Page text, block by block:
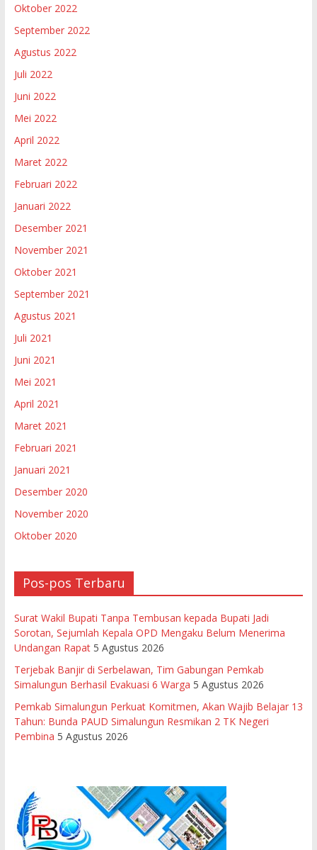
Oktober 2022
September 2022
Agustus 2022
Juli 2022
Juni 2022
Mei 2022
April 2022
Maret 2022
Februari 2022
Januari 2022
Desember 2021
November 2021
Oktober 2021
September 2021
Agustus 2021
Juli 2021
Juni 2021
Mei 2021
April 2021
Maret 2021
Februari 2021
Januari 2021
Desember 2020
November 2020
Oktober 2020
Pos-pos Terbaru
Surat Wakil Bupati Tanpa Tembusan kepada Bupati Jadi
Sorotan, Sejumlah Kepala OPD Mengaku Belum Menerima
Undangan Rapat 5 Agustus 2026
Terjebak Banjir di Serbelawan, Tim Gabungan Pemkab
Simalungun Berhasil Evakuasi 6 Warga 5 Agustus 2026
Pemkab Simalungun Perkuat Komitmen, Akan Wajib Belajar 13
Tahun: Bunda PAUD Simalungun Resmikan 2 TK Negeri
Pembina 5 Agustus 2026